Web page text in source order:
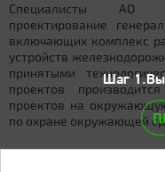
Специалисты АО
проектирование
включающих комплекс
устройств
принятыми
проектов
проектов на
по охране окружающей
Шаг